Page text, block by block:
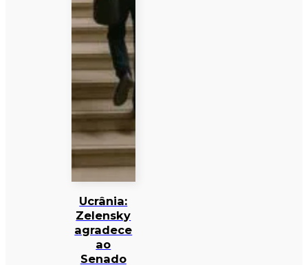
Ucrânia:
Zelensky
agradece
ao
Senado